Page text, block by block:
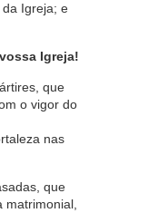
Igreja; e
Igreja!
que
o vigor do
nas
que
matrimonial,